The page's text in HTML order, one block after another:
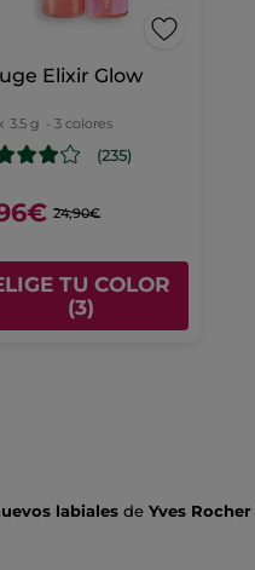
Elixir Glow
3.5 g - 3 colores
(235)
24,90€
TU COLOR
(3)
labiales de Yves Rocher